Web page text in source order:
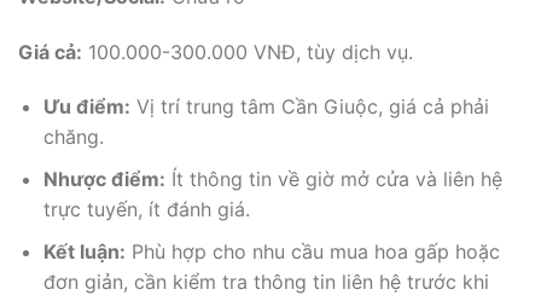
Giá cả: 100.000-300.000 VNĐ, tùy dịch vụ.
Ưu điểm: Vị trí trung tâm Cần Giuộc, giá cả phải
chăng.
Nhược điểm: Ít thông tin về giờ mở cửa và liên hệ
trực tuyến, ít đánh giá.
Kết luận: Phù hợp cho nhu cầu mua hoa gấp hoặc
đơn giản, cần kiểm tra thông tin liên hệ trước khi